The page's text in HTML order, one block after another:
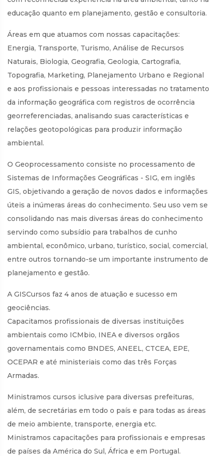
educação quanto em planejamento, gestão e consultoria.
Áreas em que atuamos com nossas capacitações:
Energia, Transporte, Turismo, Análise de Recursos
Naturais, Biologia, Geografia, Geologia, Cartografia,
Topografia, Marketing, Planejamento Urbano e Regional
e aos profissionais e pessoas interessadas no tratamento
da informação geográfica com registros de ocorrência
georreferenciadas, analisando suas características e
relações geotopológicas para produzir informação
ambiental.
O Geoprocessamento consiste no processamento de
Sistemas de Informações Geográficas - SIG, em inglês
GIS, objetivando a geração de novos dados e informações
úteis a inúmeras áreas do conhecimento. Seu uso vem se
consolidando nas mais diversas áreas do conhecimento
servindo como subsídio para trabalhos de cunho
ambiental, econômico, urbano, turístico, social, comercial,
entre outros tornando-se um importante instrumento de
planejamento e gestão.
A GISCursos faz 4 anos de atuação e sucesso em
geociências.
Capacitamos profissionais de diversas instituições
ambientais como ICMbio, INEA e diversos orgãos
governamentais como BNDES, ANEEL, CTCEA, EPE,
OCEPAR e até ministeriais como das três Forças
Armadas.
Ministramos cursos iclusive para diversas prefeituras,
além, de secretárias em todo o país e para todas as áreas
de meio ambiente, transporte, energia etc.
Ministramos capacitações para profissionais e empresas
de países da América do Sul, África e em Portugal.